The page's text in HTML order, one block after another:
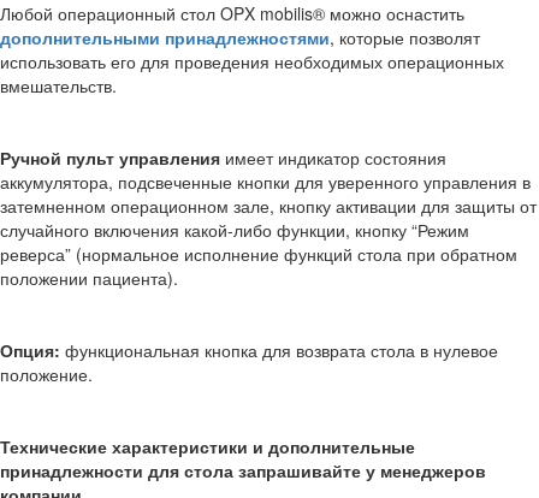
Любой операционный стол OPX mobilis® можно оснастить
дополнительными принадлежностями, которые позволят
использовать его для проведения необходимых операционных
вмешательств.
Ручной пульт управления имеет индикатор состояния
аккумулятора, подсвеченные кнопки для уверенного управления в
затемненном операционном зале, кнопку активации для защиты от
случайного включения какой-либо функции, кнопку “Режим
реверса” (нормальное исполнение функций стола при обратном
положении пациента).
Опция: функциональная кнопка для возврата стола в нулевое
положение.
Технические характеристики и дополнительные
принадлежности для стола запрашивайте у менеджеров